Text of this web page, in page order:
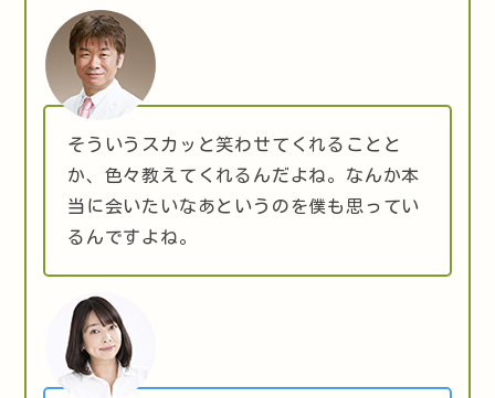
そういうスカッと笑わせてくれることと
か、色々教えてくれるんだよね。なんか本
当に会いたいなあというのを僕も思ってい
るんですよね。